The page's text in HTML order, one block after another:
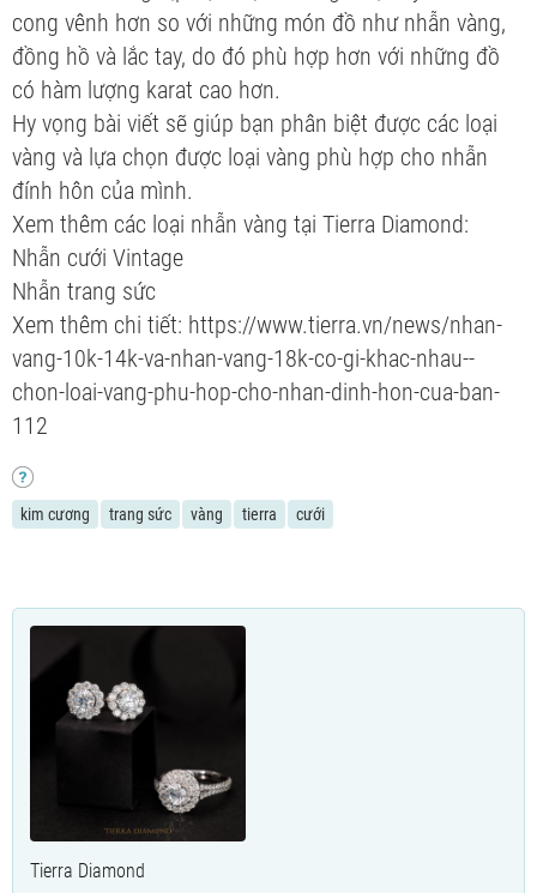
cong vênh hơn so với những món đồ như nhẫn vàng,
đồng hồ và lắc tay, do đó phù hợp hơn với những đồ
có hàm lượng karat cao hơn.
Hy vọng bài viết sẽ giúp bạn phân biệt được các loại
vàng và lựa chọn được loại vàng phù hợp cho nhẫn
đính hôn của mình.
Xem thêm các loại nhẫn vàng tại Tierra Diamond:
Nhẫn cưới Vintage
Nhẫn trang sức
Xem thêm chi tiết: https://www.tierra.vn/news/nhan-
vang-10k-14k-va-nhan-vang-18k-co-gi-khac-nhau--
chon-loai-vang-phu-hop-cho-nhan-dinh-hon-cua-ban-
112
kim cương trang sức vàng tierra cưới
Tierra Diamond